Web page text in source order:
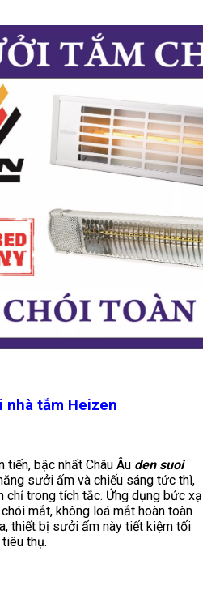
nhà tắm Heizen
tiến, bậc nhất Châu Âu den suoi
sưởi ấm và chiếu sáng tức thì,
chỉ trong tích tắc. Ứng dụng bức xạ
mắt, không loá mắt hoàn toàn
thiết bị sưởi ấm này tiết kiệm tối
thụ.